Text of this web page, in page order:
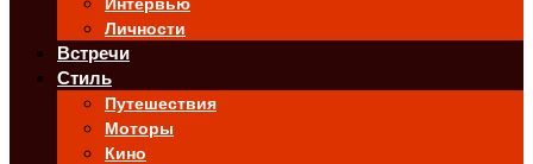
Личности
Встречи
Стиль
Путешествия
Моторы
Кино